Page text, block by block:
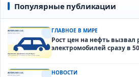
Популярные публикации
ГЛАВНОЕ В МИРЕ
Рост цен на нефть
электромобилей сразу в
НОВОСТИ